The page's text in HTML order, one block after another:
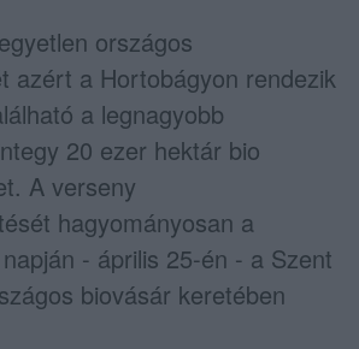
országos
azért a Hortobágyon rendezik
a legnagyobb
20 ezer hektár bio
A verseny
hagyományosan a
- április 25-én - a Szent
biovásár keretében